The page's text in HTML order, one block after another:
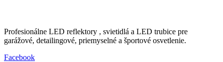
Profesionálne LED reflektory , svietidlá a LED trubice pre
garážové, detailingové, priemyselné a športové osvetlenie.
Facebook